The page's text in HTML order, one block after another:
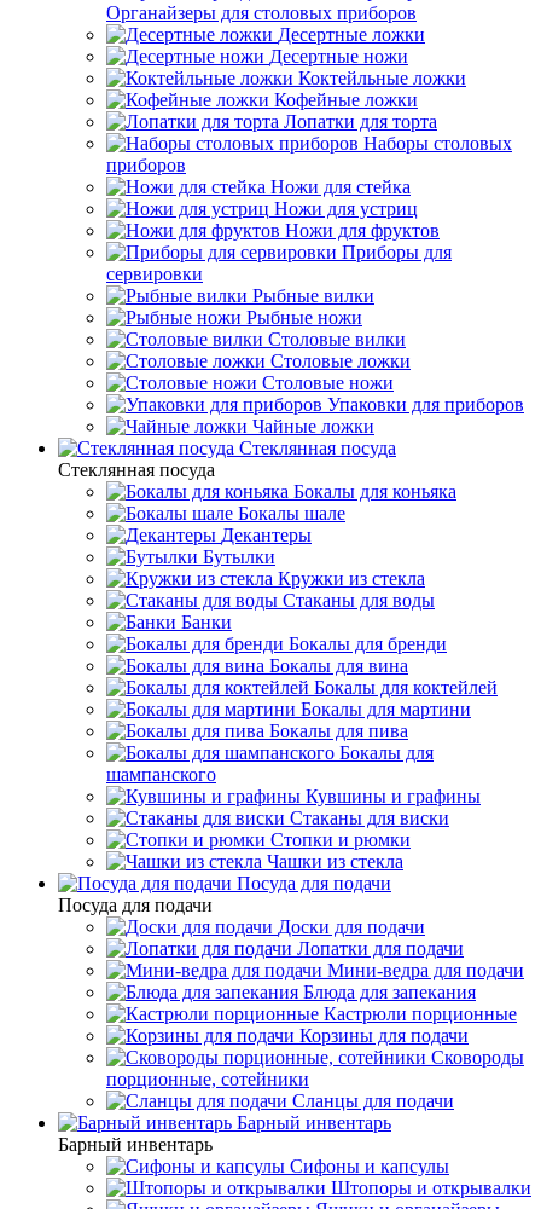
Органайзеры для столовых приборов
Десертные ложки
Десертные ножи
Коктейльные ложки
Кофейные ложки
Лопатки для торта
Наборы столовых
приборов
Ножи для стейка
Ножи для устриц
Ножи для фруктов
Приборы для
сервировки
Рыбные вилки
Рыбные ножи
Столовые вилки
Столовые ложки
Столовые ножи
Упаковки для приборов
Чайные ложки
Стеклянная посуда
Стеклянная посуда
Бокалы для коньяка
Бокалы шале
Декантеры
Бутылки
Кружки из стекла
Стаканы для воды
Банки
Бокалы для бренди
Бокалы для вина
Бокалы для коктейлей
Бокалы для мартини
Бокалы для пива
Бокалы для
шампанского
Кувшины и графины
Стаканы для виски
Стопки и рюмки
Чашки из стекла
Посуда для подачи
Посуда для подачи
Доски для подачи
Лопатки для подачи
Мини-ведра для подачи
Блюда для запекания
Кастрюли порционные
Корзины для подачи
Сковороды
порционные, сотейники
Сланцы для подачи
Барный инвентарь
Барный инвентарь
Сифоны и капсулы
Штопоры и открывалки